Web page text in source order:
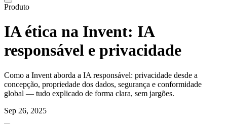
Produto
IA ética na Invent: IA
responsável e privacidade
Como a Invent aborda a IA responsável: privacidade desde a
concepção, propriedade dos dados, segurança e conformidade
global — tudo explicado de forma clara, sem jargões.
Sep 26, 2025